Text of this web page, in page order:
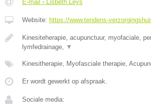
E-mail › Lisbeth Leys
Website: https://www.tendens-
Kinesiteherapie, acupunctuur, myofaciale,
lymfedrainage, ▼
Kinesitherapie, Myofasciale therapie,
Er wordt gewerkt op afspraak.
Sociale media: